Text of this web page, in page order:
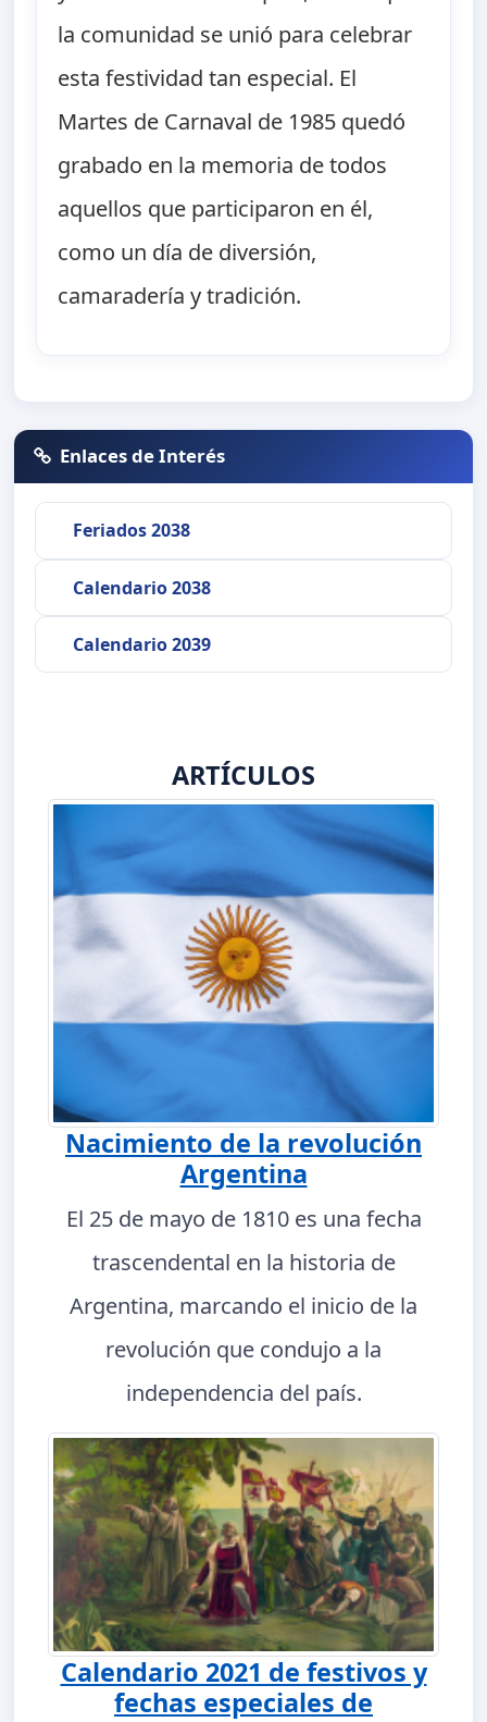
la comunidad se unió para celebrar
esta festividad tan especial. El
Martes de Carnaval de 1985 quedó
grabado en la memoria de todos
aquellos que participaron en él,
como un día de diversión,
camaradería y tradición.
Enlaces de Interés
Feriados 2038
Calendario 2038
Calendario 2039
ARTÍCULOS
Nacimiento de la revolución
Argentina
El 25 de mayo de 1810 es una fecha
trascendental en la historia de
Argentina, marcando el inicio de la
revolución que condujo a la
independencia del país.
Calendario 2021 de festivos y
fechas especiales de